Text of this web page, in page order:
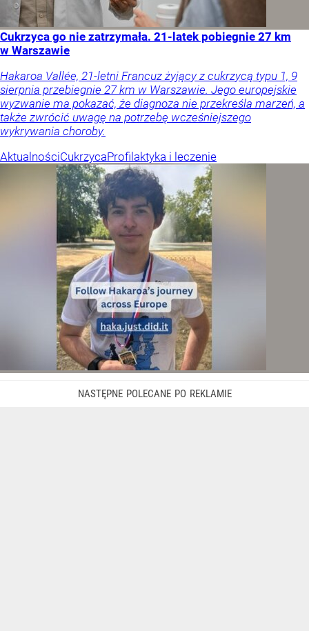
Cukrzyca go nie zatrzymała. 21-latek pobiegnie 27 km
w Warszawie
Hakaroa Vallée, 21-letni Francuz żyjący z cukrzycą typu 1, 9
sierpnia przebiegnie 27 km w Warszawie. Jego europejskie
wyzwanie ma pokazać, że diagnoza nie przekreśla marzeń, a
także zwrócić uwagę na potrzebę wcześniejszego
wykrywania choroby.
AktualnościCukrzycaProfilaktyka i leczenie